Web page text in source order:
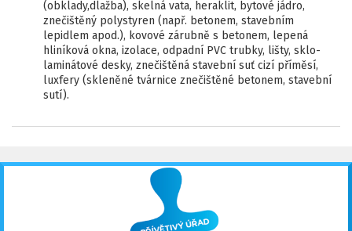
(obklady,dlažba), skelná vata, heraklit, bytové jádro,
znečištěný polystyren (např. betonem, stavebním
lepidlem apod.), kovové zárubně s betonem, lepená
hliníková okna, izolace, odpadní PVC trubky, lišty, sklo-
laminátové desky, znečištěná stavební suť cizí příměsí,
luxfery (skleněné tvárnice znečištěné betonem, stavební
sutí).